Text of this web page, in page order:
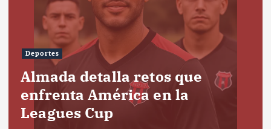
Deportes
Almada detalla retos que
enfrenta América en la
Leagues Cup